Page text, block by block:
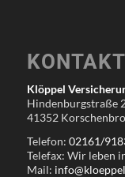
KONTAKT
Klöppel
Hindenburgstraße
41352
Telefon: 02161/
Telefax: Wir leben
Mail: